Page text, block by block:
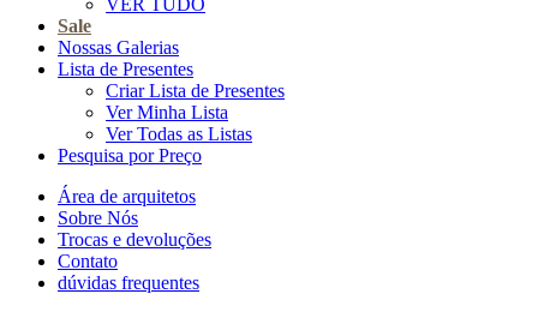
VER TUDO
Sale
Nossas Galerias
Lista de Presentes
Criar Lista de Presentes
Ver Minha Lista
Ver Todas as Listas
Pesquisa por Preço
Área de arquitetos
Sobre Nós
Trocas e devoluções
Contato
dúvidas frequentes